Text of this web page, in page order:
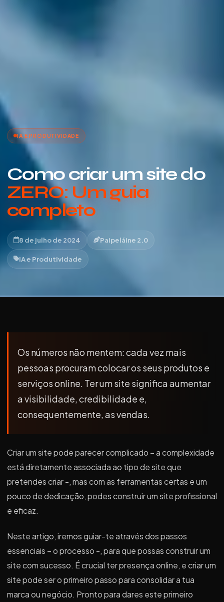
IA E PRODUTIVIDADE
Como criar um site do
ZERO: Um guia
completo
8 de julho de 2024 Paipeláine 2.0
IA e Produtividade
Os números não mentem: cada vez mais
pessoas procuram colocar os seus produtos e
serviços online. Ter um site significa aumentar
a visibilidade, credibilidade e,
consequentemente, as vendas.
Criar um site pode parecer complicado – a complexidade
está diretamente associada ao tipo de site que
pretendes criar -, mas com as ferramentas certas e um
pouco de dedicação, podes construir um site profissional
e eficaz.
Neste artigo, iremos guiar-te através dos passos
essenciais – o processo -, para que possas construir um
site com sucesso. É crucial ter presença online, e criar um
site pode ser o primeiro passo para consolidar a tua
marca ou negócio. Pronto para dares este primeiro